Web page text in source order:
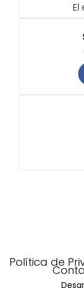
Política de